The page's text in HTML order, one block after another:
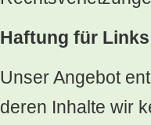
Haftung für Links
Unser Angebot
deren Inhalte wir